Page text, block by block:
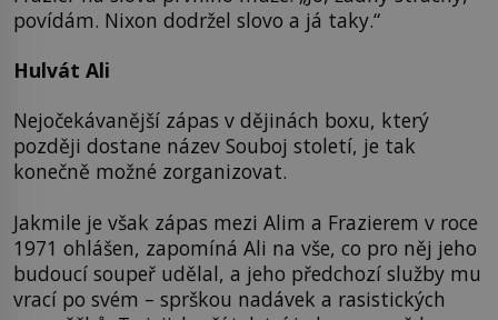
povídám. Nixon dodržel slovo a já taky.“
Hulvát Ali
Nejočekávanější zápas v dějinách boxu, který
později dostane název Souboj století, je tak
konečně možné zorganizovat.
Jakmile je však zápas mezi Alim a Frazierem v roce
1971 ohlášen, zapomíná Ali na vše, co pro něj jeho
budoucí soupeř udělal, a jeho předchozí služby mu
vrací po svém – sprškou nadávek a rasistických